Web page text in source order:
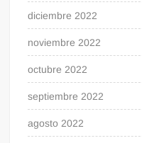
diciembre 2022
noviembre 2022
octubre 2022
septiembre 2022
agosto 2022